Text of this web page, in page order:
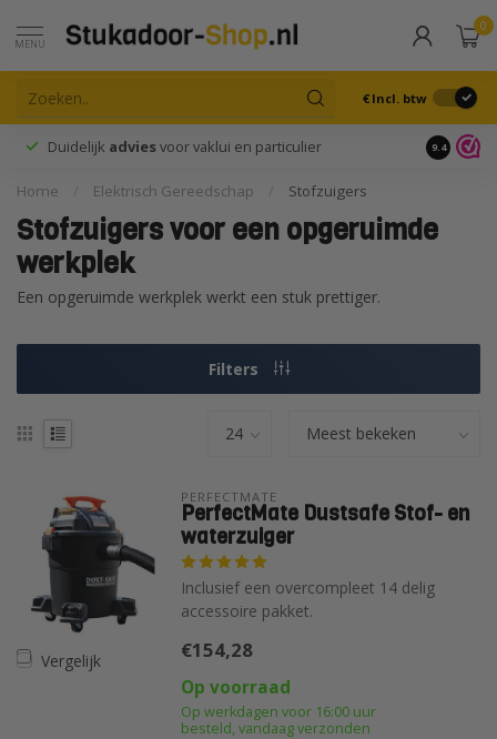
MENU
0
€ Incl. btw
Duidelijk adviesvoor vaklui en particulier 9.4
Home Elektrisch Gereedschap Stofzuigers
Stofzuigers voor een opgeruimde
werkplek
Een opgeruimde werkplek werkt een stuk prettiger.
Filters
Vergelijk
PERFECTMATE
PerfectMate Dustsafe Stof- en
waterzuiger
Inclusief een overcompleet 14 delig
accessoire pakket.
€154,28
Op voorraad
Op werkdagen voor 16:00 uur
besteld, vandaag verzonden